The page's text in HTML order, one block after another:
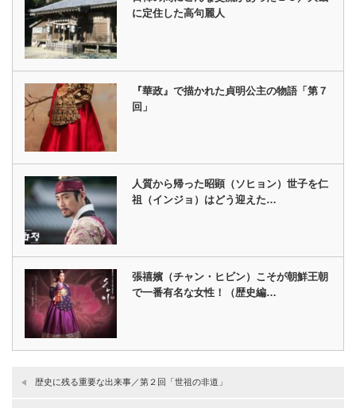
に定住した高句麗人
『華政』で描かれた貞明公主の物語「第７
回」
人質から帰った昭顕（ソヒョン）世子を仁
祖（インジョ）はどう迎えた…
張禧嬪（チャン・ヒビン）こそが朝鮮王朝
で一番有名な女性！（歴史編…
歴史に残る重要な出来事／第２回「世祖の非道」